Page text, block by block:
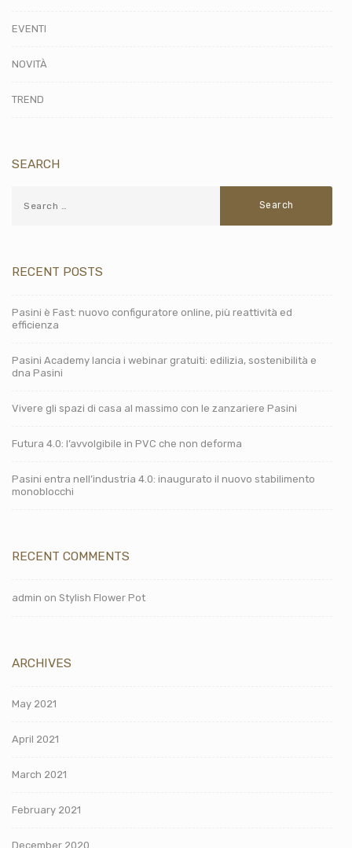
EVENTI
NOVITÀ
TREND
SEARCH
RECENT POSTS
Pasini è Fast: nuovo configuratore online, più reattività ed
efficienza
Pasini Academy lancia i webinar gratuiti: edilizia, sostenibilità e
dna Pasini
Vivere gli spazi di casa al massimo con le zanzariere Pasini
Futura 4.0: l’avvolgibile in PVC che non deforma
Pasini entra nell’industria 4.0: inaugurato il nuovo stabilimento
monoblocchi
RECENT COMMENTS
admin on Stylish Flower Pot
ARCHIVES
May 2021
April 2021
March 2021
February 2021
December 2020